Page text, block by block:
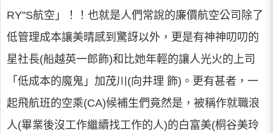
RY"S航空」！！也就是人們常說的廉價航空公司除了
低管理成本讓美晴感到驚訝以外，更是有神神叨叨的
星社長(船越英一郎飾)和比她年輕的讓人光火的上司
「低成本的魔鬼」加茂川(向井理 飾)。更有甚者，一
起飛航班的空乘(CA)候補生們竟然是，被稱作就職浪
人(畢業後沒工作繼續找工作的人)的白富美(桐谷美玲